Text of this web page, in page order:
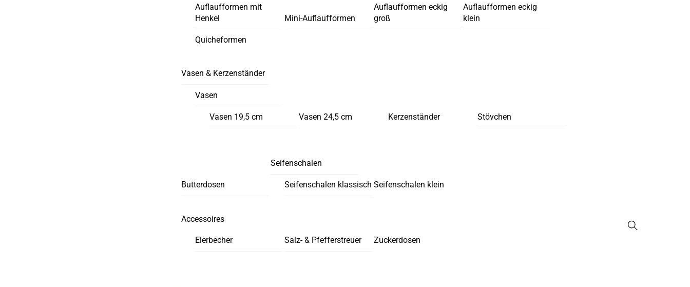
Auflaufformen mit
Henkel
Mini-Auflaufformen
Auflaufformen eckig
groß
Auflaufformen eckig
klein
Quicheformen
Vasen & Kerzenständer
Vasen
Vasen 19,5 cm Vasen 24,5 cm Kerzenständer Stövchen
Butterdosen
Seifenschalen
Seifenschalen klassisch Seifenschalen klein
Accessoires
Eierbecher Salz- & Pfefferstreuer Zuckerdosen